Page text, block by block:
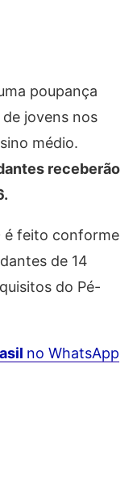
poupança
jovens nos
médio.
receberão
é feito conforme
de 14
do Pé-
no WhatsApp